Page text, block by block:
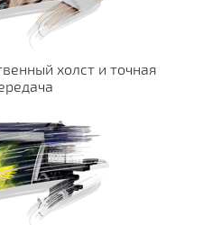
холст и точная